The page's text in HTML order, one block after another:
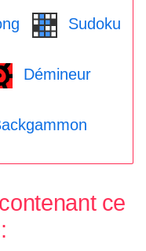
Sudoku
Démineur
ce